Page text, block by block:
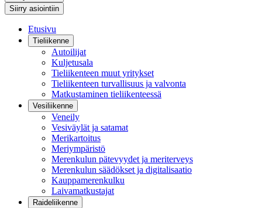
Siirry asiointiin
Etusivu
Tieliikenne
Autoilijat
Kuljetusala
Tieliikenteen muut yritykset
Tieliikenteen turvallisuus ja valvonta
Matkustaminen tieliikenteessä
Vesiliikenne
Veneily
Vesiväylät ja satamat
Merikartoitus
Meriympäristö
Merenkulun pätevyydet ja meriterveys
Merenkulun säädökset ja digitalisaatio
Kauppamerenkulku
Laivamatkustajat
Raideliikenne